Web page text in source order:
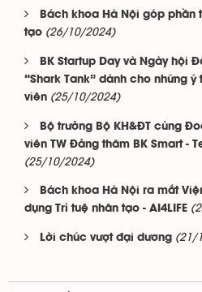
Bách khoa Hà Nội góp
tạo (26/10/2024)
BK Startup Day và Ngày hội
“Shark Tank” dành cho những
viên (25/10/2024)
Bộ trưởng Bộ KH&ĐT cùng
viên TW Đảng thăm BK Smart -
(25/10/2024)
Bách khoa Hà Nội ra mắt
dụng Trí tuệ nhân tạo - AI4LIFE
Lời chúc vượt đại dương (21/